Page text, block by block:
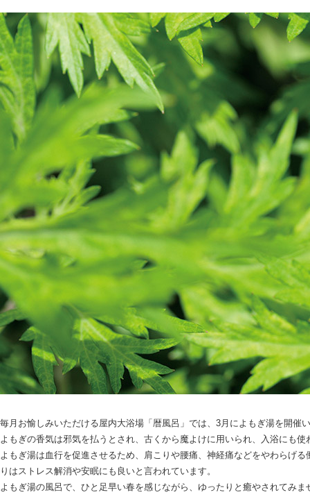
毎月お愉しみいただける屋内大浴場「暦風呂」では、3月によもぎ湯を開催
よもぎの香気は邪気を払うとされ、古くから魔よけに用いられ、入浴にも使
よもぎ湯は血行を促進させるため、肩こりや腰痛、神経痛などをやわらげ
りはストレス解消や安眠にも良いと言われています。
よもぎ湯の風呂で、ひと足早い春を感じながら、ゆったりと癒やされてみま